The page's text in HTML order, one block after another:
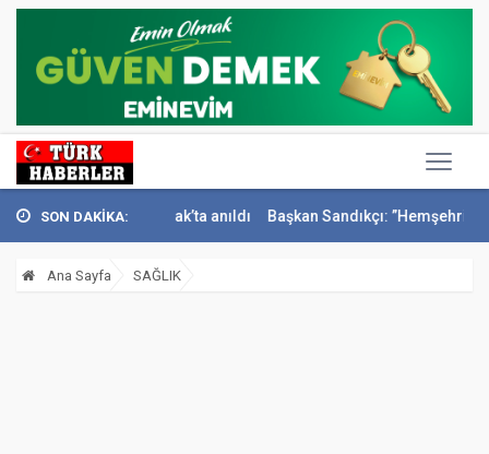
SON DAKİKA:
Sivri Konak’ta anıldı Başkan Sandıkçı: ”Hemşehrilerimizle
Ana Sayfa SAĞLIK